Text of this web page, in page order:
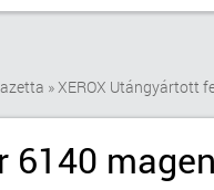
»XEROX Utángyártott
6140